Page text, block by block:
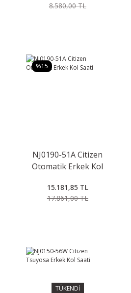
8.580,00 TL
%15
NJ0190-51A Citizen
Otomatik Erkek Kol
15.181,85 TL
17.861,00 TL
TÜKENDİ